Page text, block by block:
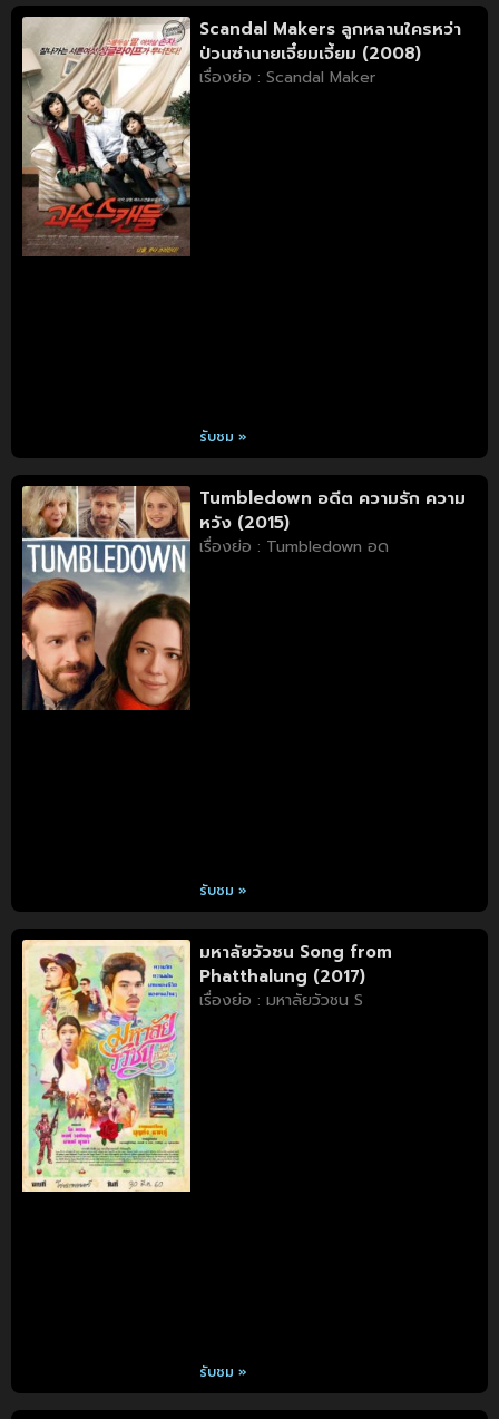
Scandal Makers ลูกหลานใครหว่า
ป่วนซ่านายเจี๋ยมเจี้ยม (2008)
เรื่องย่อ : Scandal Maker
รับชม »
Tumbledown อดีต ความรัก ความ
หวัง (2015)
เรื่องย่อ : Tumbledown อด
รับชม »
มหาลัยวัวชน Song from
Phatthalung (2017)
เรื่องย่อ : มหาลัยวัวชน S
รับชม »